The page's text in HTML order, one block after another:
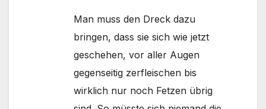
Man muss den Dreck dazu
bringen, dass sie sich wie jetzt
geschehen, vor aller Augen
gegenseitig zerfleischen bis
wirklich nur noch Fetzen übrig